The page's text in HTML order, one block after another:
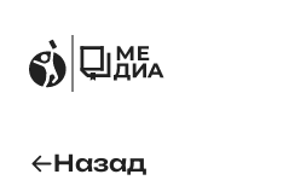
Назад